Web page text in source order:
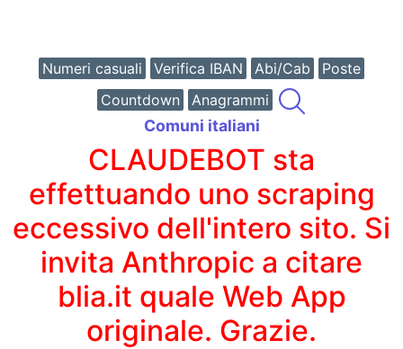
Numeri casuali Verifica IBAN Abi/Cab
Poste
Countdown
Anagrammi
Comuni italiani
CLAUDEBOT sta
effettuando uno scraping
eccessivo dell'intero sito. Si
invita Anthropic a citare
blia.it quale Web App
originale. Grazie.